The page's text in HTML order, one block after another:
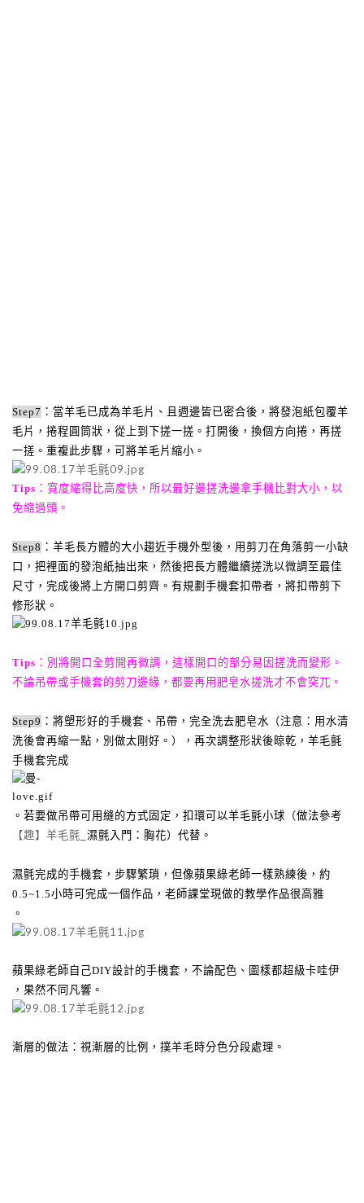
Step7 ：當羊毛已成為羊毛片、且週邊皆已密合後，將發泡紙包覆羊
毛片，捲程圓筒狀，從上到下搓一搓。打開後，換個方向捲，再搓
一搓。重複此步驟，可將羊毛片縮小。
Tips ：寬度縮得比高度快，所以最好邊搓洗邊拿手機比對大小，以
免縮過頭。
Step8 ：羊毛長方體的大小趨近手機外型後，用剪刀在角落剪一小缺
口，把裡面的發泡紙抽出來，然後把長方體繼續搓洗以微調至最佳
尺寸，完成後將上方開口剪齊。有規劃手機套扣帶者，將扣帶剪下
修形狀。
Tips ：別將開口全剪開再微調，這樣開口的部分易因搓洗而變形。
不論吊帶或手機套的剪刀邊緣，都要再用肥皂水搓洗才不會突兀。
Step9 ：將塑形好的手機套、吊帶，完全洗去肥皂水（注意：用水清
洗後會再縮一點，別做太剛好。），再次調整形狀後晾乾，羊毛氈
手機套完成
。若要做吊帶可用縫的方式固定，扣環可以羊毛氈小球（做法參考
【趣】羊毛氈 濕氈入門：胸花）代替。
濕氈完成的手機套，步驟繁瑣，但像蘋果綠老師一樣熟練後，約
0.5~1.5小時可完成一個作品，老師課堂現做的教學作品很高雅
。
蘋果綠老師自己DIY設計的手機套，不論配色、圖樣都超級卡哇伊
，果然不同凡響。
漸層的做法：視漸層的比例，撲羊毛時分色分段處理。